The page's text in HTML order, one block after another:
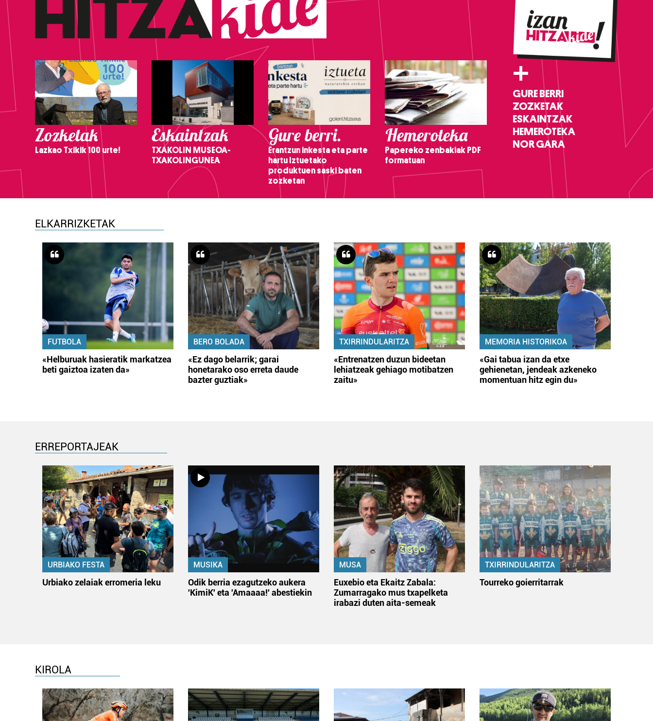
Zozketak
Lazkao Txikik 100 urte!
Eskaintzak
TXAKOLIN MUSEOA-
TXAKOLINGUNEA
Gure berri.
Erantzun inkesta eta parte
hartu Iztuetako
produktuen saski baten
zozketan
Hemeroteka
Papereko zenbakiak PDF
formatuan
+
GURE BERRI
ZOZKETAK
ESKAINTZAK
HEMEROTEKA
NOR GARA
ELKARRIZKETAK
FUTBOLA
«Helburuak hasieratik markatzea
beti gaiztoa izaten da»
BERO BOLADA
«Ez dago belarrik; garai
honetarako oso erreta daude
bazter guztiak»
TXIRRINDULARITZA
«Entrenatzen duzun bideetan
lehiatzeak gehiago motibatzen
zaitu»
MEMORIA HISTORIKOA
«Gai tabua izan da etxe
gehienetan, jendeak azkeneko
momentuan hitz egin du»
ERREPORTAJEAK
URBIAKO FESTA
Urbiako zelaiak erromeria leku
MUSIKA
Odik berria ezagutzeko aukera
'KimiK' eta 'Amaaaa!' abestiekin
MUSA
Euxebio eta Ekaitz Zabala:
Zumarragako mus txapelketa
irabazi duten aita-semeak
TXIRRINDULARITZA
Tourreko goierritarrak
KIROLA